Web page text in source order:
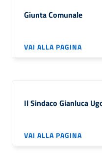
Giunta Comunale
VAI ALLA PAGINA
Il Sindaco Gianluca
VAI ALLA PAGINA